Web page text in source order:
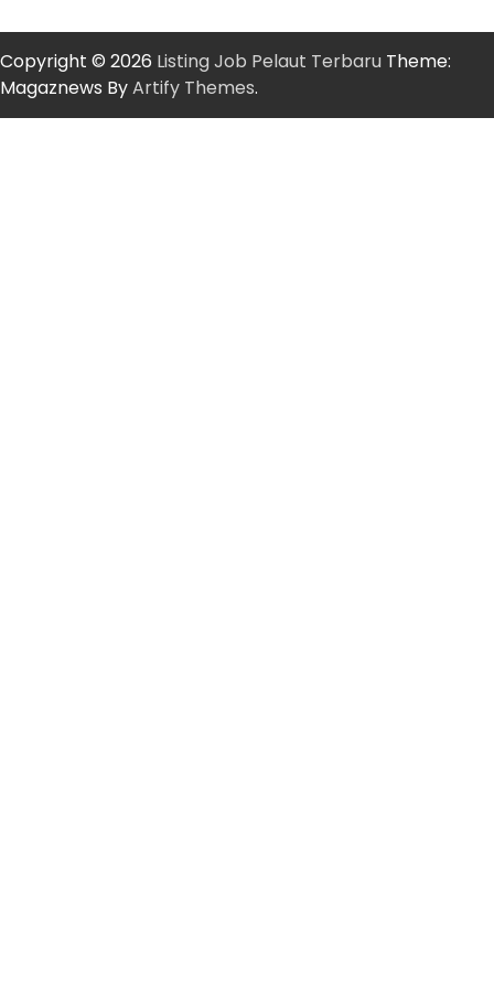
Copyright © 2026 Listing Job Pelaut Terbaru Theme:
Magaznews ByArtify Themes.